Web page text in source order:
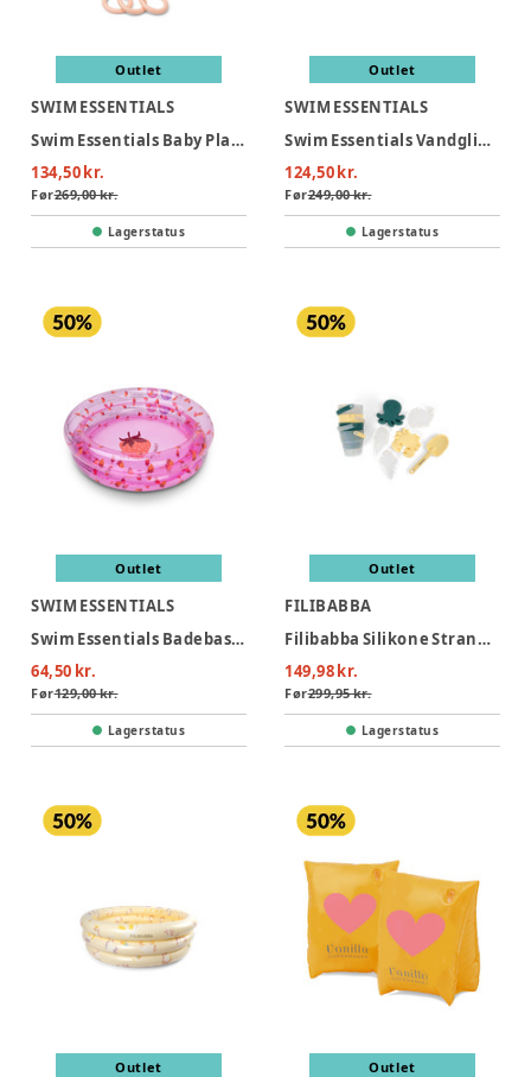
Outlet
SWIM ESSENTIALS
Swim Essentials Baby Plaskestol Med Skygge - Mermaid Bubbles
134,50 kr.
Før269,00 kr.
Lagerstatus
Outlet
SWIM ESSENTIALS
Swim Essentials Vandglidebane 550 cm - Crocodile
124,50 kr.
Før249,00 kr.
Lagerstatus
Outlet
SWIM ESSENTIALS
Swim Essentials Badebassin 60 cm - Strawberry Fields
64,50 kr.
Før129,00 kr.
Lagerstatus
Outlet
FILIBABBA
Filibabba Silikone Strandsæt - Konfetti
149,98 kr.
Før299,95 kr.
Lagerstatus
Outlet Outlet